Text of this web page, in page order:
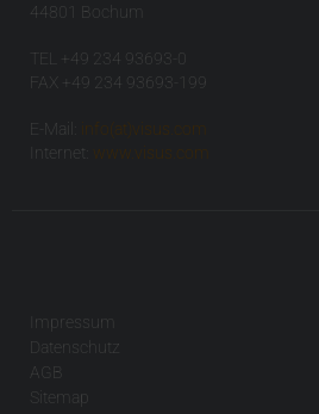
44801 Bochum
TEL +49 234 93693-0
FAX +49 234 93693-199
E-Mail:
info(at)visus.com
Internet:
www.visus.com
Impressum
Datenschutz
AGB
Sitemap